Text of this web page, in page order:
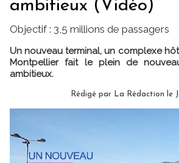
ambitieux (Vidéo)
Objectif : 3,5 millions de passagers
Un nouveau terminal, un complexe
Montpellier fait le plein de
ambitieux.
Rédigé par La Rédaction le